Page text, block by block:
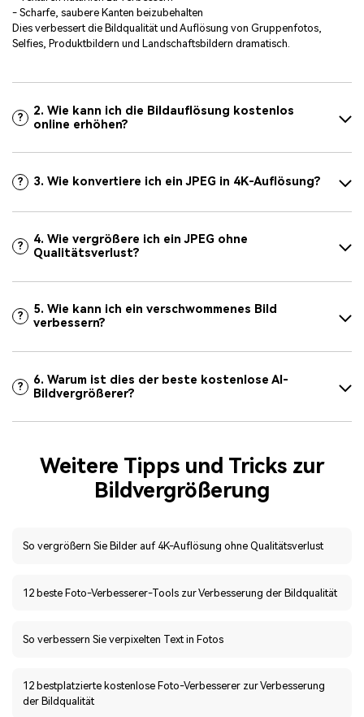
- Scharfe, saubere Kanten beizubehalten
Dies verbessert die Bildqualität und Auflösung von Gruppenfotos,
Selfies, Produktbildern und Landschaftsbildern dramatisch.
?
2. Wie kann ich die Bildauflösung kostenlos
online erhöhen?
? 3. Wie konvertiere ich ein JPEG in 4K-Auflösung?
?
4. Wie vergrößere ich ein JPEG ohne
Qualitätsverlust?
?
5. Wie kann ich ein verschwommenes Bild
verbessern?
?
6. Warum ist dies der beste kostenlose AI-
Bildvergrößerer?
Weitere Tipps und Tricks zur
Bildvergrößerung
So vergrößern Sie Bilder auf 4K-Auflösung ohne Qualitätsverlust
12 beste Foto-Verbesserer-Tools zur Verbesserung der Bildqualität
So verbessern Sie verpixelten Text in Fotos
12 bestplatzierte kostenlose Foto-Verbesserer zur Verbesserung
der Bildqualität